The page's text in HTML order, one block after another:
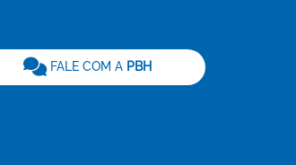
FALE COM A PBH